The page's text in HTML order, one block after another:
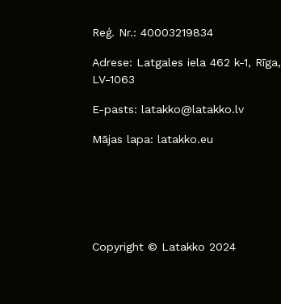
Reģ. Nr.: 40003219834
Adrese: Latgales iela 462 k-1, Rīga,
LV-1063
E-pasts: latakko@latakko.lv
Mājas lapa: latakko.eu
Copyright © Latakko 2024